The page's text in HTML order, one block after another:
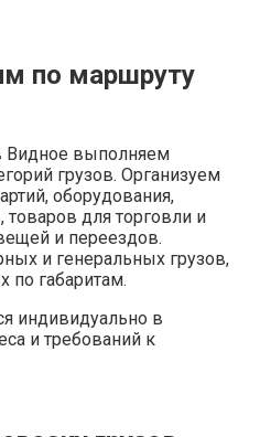
по маршруту
Видное выполняем
грузов. Организуем
оборудования,
товаров для торговли и
и переездов.
и генеральных грузов,
по габаритам.
индивидуально в
и требований к